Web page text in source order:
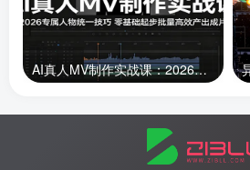
AI真人MV制作实战课：2026专属人物统一技巧，零基础起步批量高效产出成片